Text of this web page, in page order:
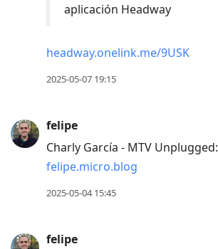
aplicación Headway
headway.onelink.me/9USK
2025-05-07 19:15
felipe
Charly García - MTV Unplugged:
felipe.micro.blog
2025-05-04 15:45
felipe